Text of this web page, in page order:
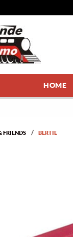
HOME
FRIENDS BERTIE